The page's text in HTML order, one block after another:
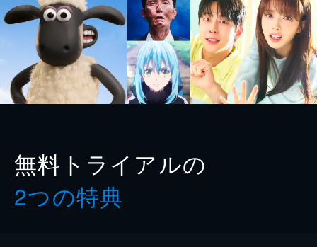
無料トライアルの
2つの特典